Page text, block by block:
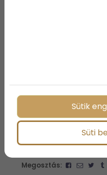
SOS-Gyermekfalu
Mobil: 30/ 862-1318; 30/
Megosztás:
Sütik
Süti